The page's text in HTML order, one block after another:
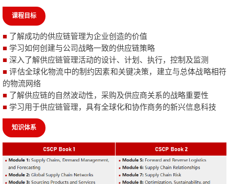
课程目标
■ 了解成功的供应链管理为企业创造的价值
■ 学习如何创建与公司战略一致的供应链策略
■ 深入了解供应链管理活动的设计、计划、执行，控制及监测
■评估全球化物流中的制约因素和关键决策，建立与总体战略相符
的物流网络
■ 了解供应链的自然波动性，采购及供应商关系的战略重要性
■ 学习用于供应链管理，具有全球化和协作商务的新兴信息科技
知识体系